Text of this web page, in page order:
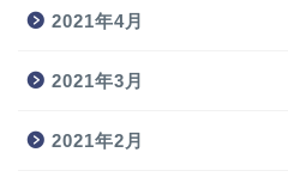
2021年4月
2021年3月
2021年2月